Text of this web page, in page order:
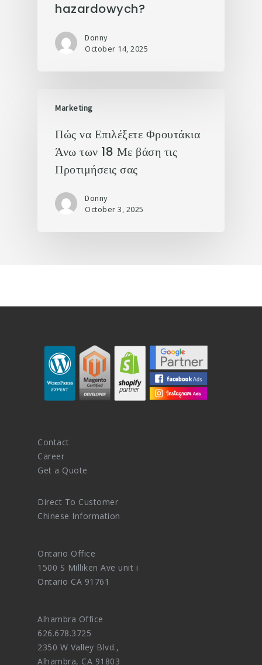
hazardowych?
Donny
October 14, 2025
Marketing
Πώς να Επιλέξετε Φρουτάκια
Άνω των 18 Με βάση τις
Προτιμήσεις σας
Donny
October 3, 2025
Contact
Career
Get a Quote
Direct To Customer
Chinese Information
Ontario Office
1500 S Milliken Ave unit i
Ontario CA 91761
Alhambra Office
626.678.3725
2350 W Valley Blvd.,
Alhambra, CA 91803